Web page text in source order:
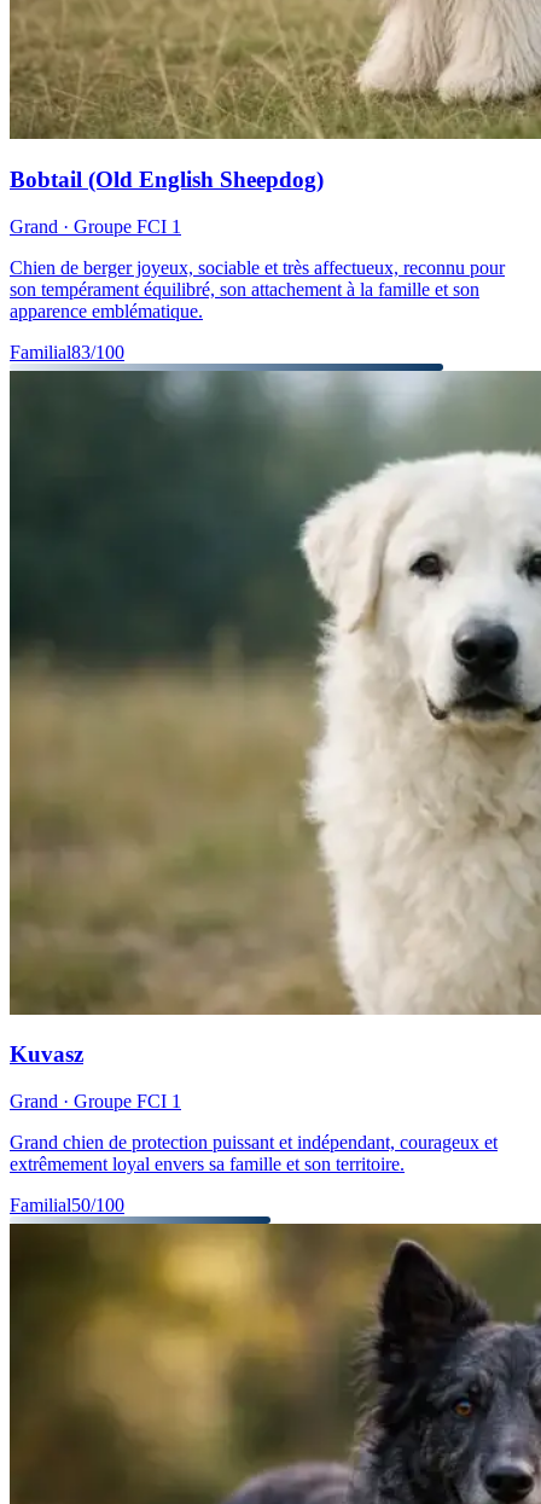
Bobtail (Old English Sheepdog)
Grand · Groupe FCI 1
Chien de berger joyeux, sociable et très affectueux, reconnu pour
son tempérament équilibré, son attachement à la famille et son
apparence emblématique.
Familial83/100
Kuvasz
Grand · Groupe FCI 1
Grand chien de protection puissant et indépendant, courageux et
extrêmement loyal envers sa famille et son territoire.
Familial50/100